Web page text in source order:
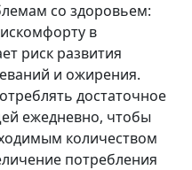
со здоровьем:
в
риск развития
и ожирения.
достаточное
ежедневно, чтобы
количеством
потребления